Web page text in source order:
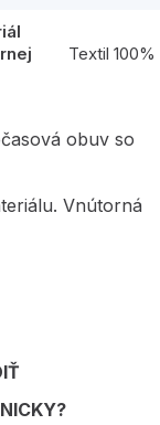
Textil 100%
obuv so
Vnútorná